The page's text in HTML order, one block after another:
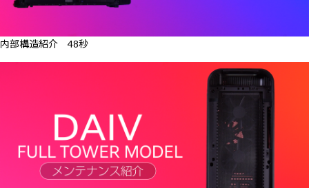
内部構造紹介 48秒